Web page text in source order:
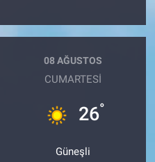
08 AĞUSTOS
CUMARTESI
26°
Güneşli